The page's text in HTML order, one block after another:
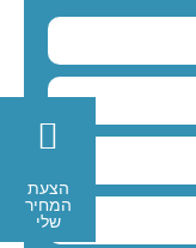
הצעת
המחיר
שלי